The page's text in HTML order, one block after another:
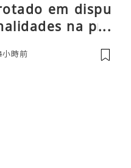
em dispu
na pré
小時前